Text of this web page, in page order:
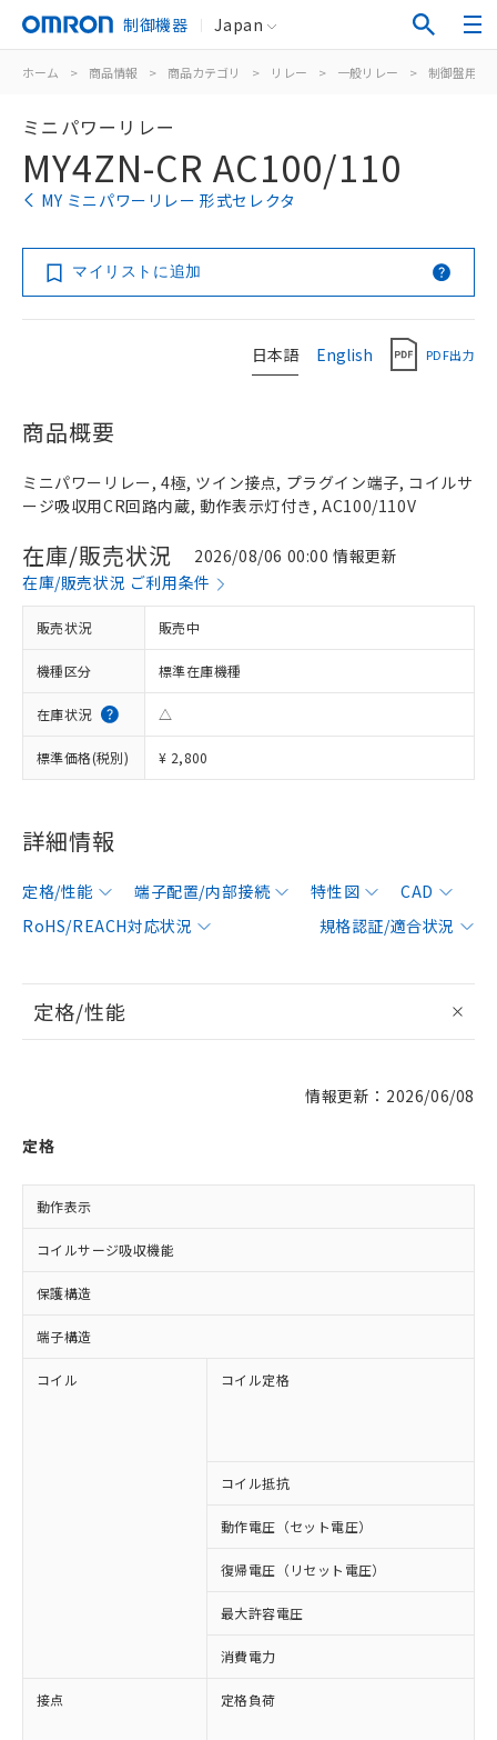
制御機器 Japan
ホーム > 商品情報 > 商品カテゴリ > リレー > 一般リレー > 制御盤用
ミニパワーリレー
MY4ZN-CR AC100/110
MY ミニパワーリレー 形式セレクタ
マイリストに追加
日本語 English PDF出力
商品概要
ミニパワーリレー, 4極, ツイン接点, プラグイン端子, コイルサ
ージ吸収用CR回路内蔵, 動作表示灯付き, AC100/110V
在庫/販売状況
2026/08/06 00:00 情報更新
在庫/販売状況 ご利用条件
販売状況 販売中
機種区分 標準在庫機種
在庫状況 △
標準価格(税別) ¥ 2,800
詳細情報
定格/性能 端子配置/内部接続 特性図
CAD
RoHS/REACH対応状況
規格認証/適合状況
定格/性能
情報更新：2026/06/08
定格
動作表示
コイルサージ吸収機能
保護構造
端子構造
コイル コイル定格
コイル抵抗
動作電圧（セット電圧）
復帰電圧（リセット電圧）
最大許容電圧
消費電力
接点 定格負荷